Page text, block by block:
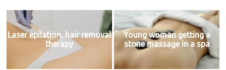
Laser epilation, hair removal
therapy
Young woman getting a
stone massage in a spa